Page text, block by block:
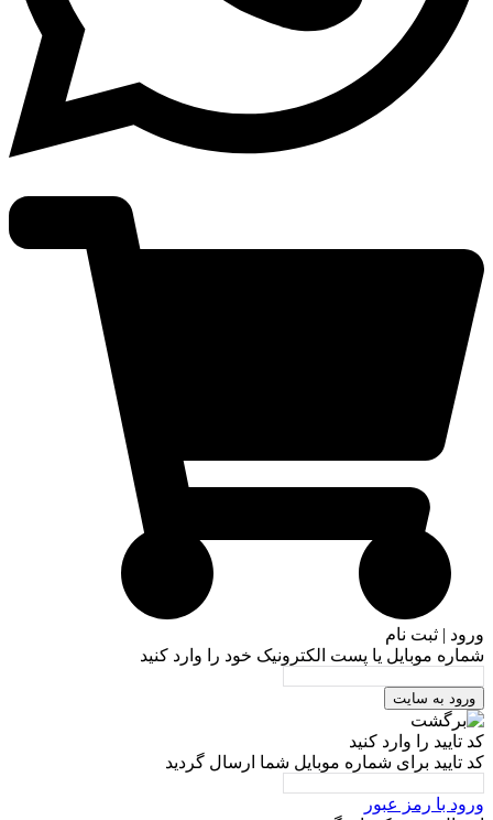
ورود | ثبت نام
شماره موبایل یا پست الکترونیک خود را وارد کنید
ورود به سایت
کد تایید را وارد کنید
کد تایید برای شماره موبایل شما ارسال گردید
ورود با رمز عبور